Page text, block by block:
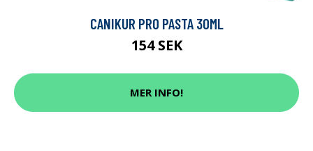
CANIKUR PRO PASTA 30ML
154 SEK
MER INFO!